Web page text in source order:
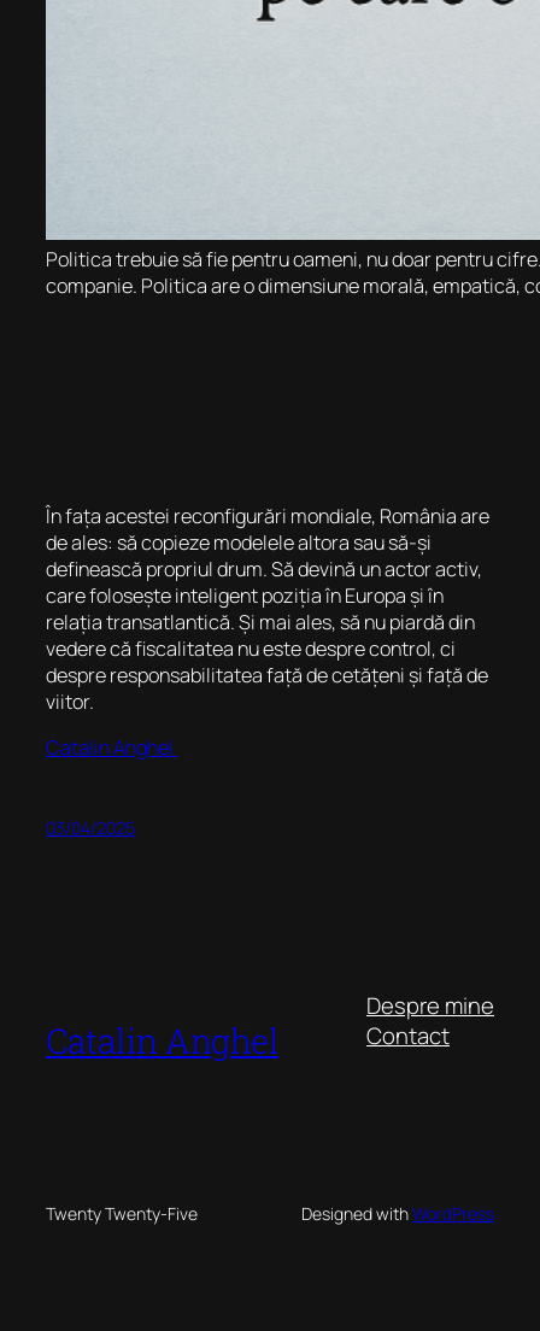
Politica trebuie să fie pentru oameni, nu doar pentru
companie. Politica are o dimensiune morală, empatică,
În fața acestei reconfigurări mondiale, România are
de ales: să copieze modelele altora sau să-și
definească propriul drum. Să devină un actor activ,
care folosește inteligent poziția în Europa și în
relația transatlantică. Și mai ales, să nu piardă din
vedere că fiscalitatea nu este despre control, ci
despre responsabilitatea față de cetățeni și față de
viitor.
Catalin Anghel
03/04/2025
Catalin Anghel
Despre mine
Contact
Twenty Twenty-Five Designed withWordPress